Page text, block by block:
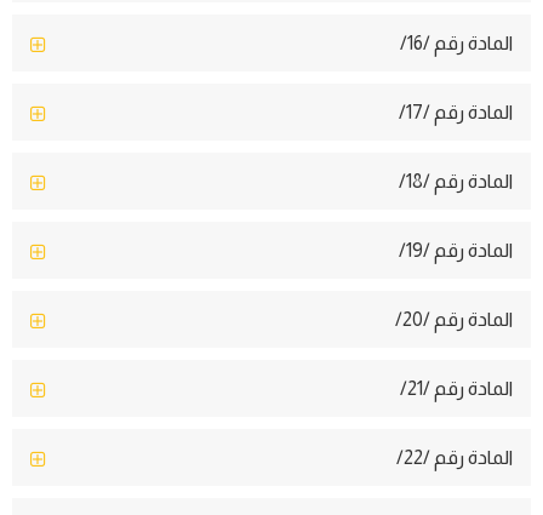
المادة رقم /16/
المادة رقم /17/
المادة رقم /18/
المادة رقم /19/
المادة رقم /20/
المادة رقم /21/
المادة رقم /22/